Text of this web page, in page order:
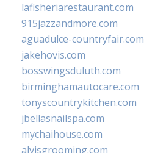
lafisheriarestaurant.com
915jazzandmore.com
aguadulce-countryfair.com
jakehovis.com
bosswingsduluth.com
birminghamautocare.com
tonyscountrykitchen.com
jbellasnailspa.com
mychaihouse.com
alvisgrooming.com